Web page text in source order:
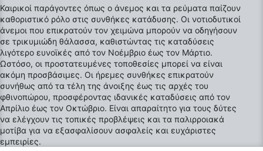
Καιρικοί παράγοντες όπως ο άνεμος και τα ρεύματα παίζουν
καθοριστικό ρόλο στις συνθήκες κατάδυσης. Οι νοτιοδυτικοί
άνεμοι που επικρατούν τον χειμώνα μπορούν να οδηγήσουν
σε τρικυμιώδη θάλασσα, καθιστώντας τις καταδύσεις
λιγότερο ευνοϊκές από τον Νοέμβριο έως τον Μάρτιο.
Ωστόσο, οι προστατευμένες τοποθεσίες μπορεί να είναι
ακόμη προσβάσιμες. Οι ήρεμες συνθήκες επικρατούν
συνήθως από τα τέλη της άνοιξης έως τις αρχές του
φθινοπώρου, προσφέροντας ιδανικές καταδύσεις από τον
Απρίλιο έως τον Οκτώβριο. Είναι απαραίτητο για τους δύτες
να ελέγχουν τις τοπικές προβλέψεις και τα παλιρροιακά
μοτίβα για να εξασφαλίσουν ασφαλείς και ευχάριστες
εμπειρίες.
Δημιουργία προφίλ για εξατομικευμένες
διαφημίσεις
Χρήση προφίλ για επιλογή
εξατομικευμένων διαφημίσεων
Δημιουργία προφίλ για εξατομίκευση
περιεχομένου
Χρήση προφίλ για επιλογή εξατομικευμένου
περιεχομένου
Μέτρηση της διαφημιστικής απόδοσης